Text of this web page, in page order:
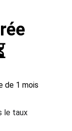
de 1 mois
le taux